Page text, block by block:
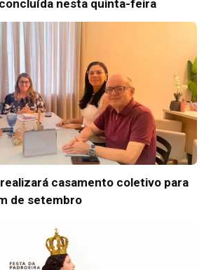
nesta quinta-feira
casamento coletivo para
de setembro